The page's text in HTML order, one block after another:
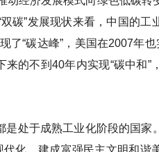
“碳达峰”，美国在2007年也